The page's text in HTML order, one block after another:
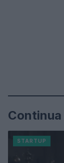
STARTUP